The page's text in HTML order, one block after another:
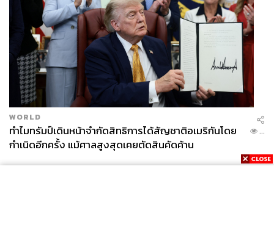
WORLD
ทำไมทรัมป์เดินหน้าจำกัดสิทธิการได้สัญชาติอเมริกันโดย
กำเนิดอีกครั้ง แม้ศาลสูงสุดเคยตัดสินคัดค้าน
...